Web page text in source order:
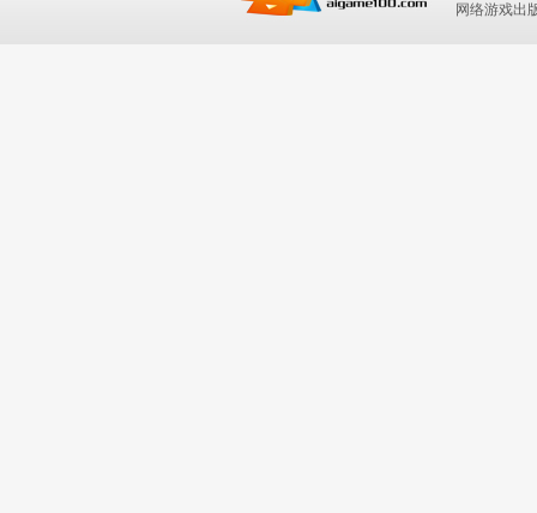
网络游戏出